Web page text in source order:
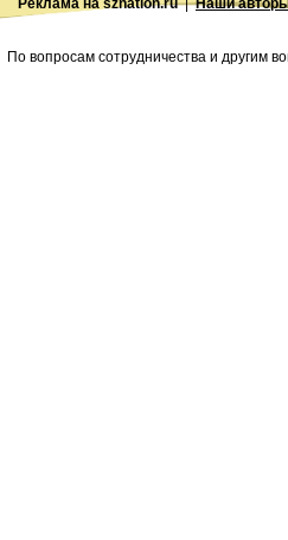
Реклама на sznation.ru|Наши
По вопросам сотрудничества и другим